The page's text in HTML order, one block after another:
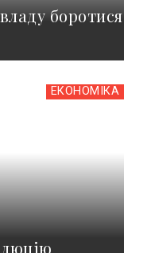
боротися
ЕКОНОМІКА